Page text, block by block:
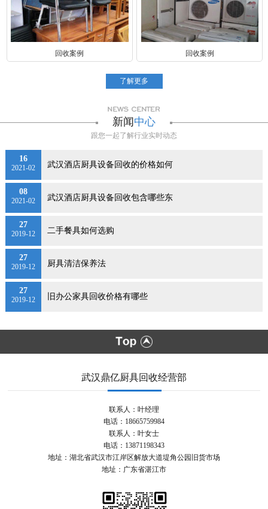
回收案例 回收案例
了解更多
新闻中心
跟您一起了解行业实时动态
16
2021-02 武汉酒店厨具设备回收的价格如何
08
2021-02 武汉酒店厨具设备回收包含哪些东
27
2019-12 二手餐具如何选购
27
2019-12 厨具清洁保养法
27
2019-12 旧办公家具回收价格有哪些
武汉鼎亿厨具回收经营部
联系人：叶经理
电话：18665759984
联系人：叶女士
电话：13871198343
地址：湖北省武汉市江岸区解放大道堤角公园旧货市场
地址：广东省湛江市